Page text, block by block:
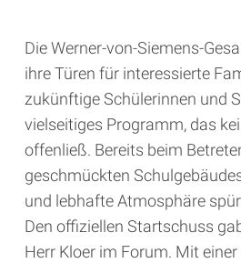
Die Werner-von-Siemens-
ihre Türen für interessierte
zukünftige Schülerinnen und
vielseitiges Programm, das
offenließ. Bereits beim
geschmückten
und lebhafte Atmosphäre
Den offiziellen Startschuss
Herr Kloer im Forum. Mit